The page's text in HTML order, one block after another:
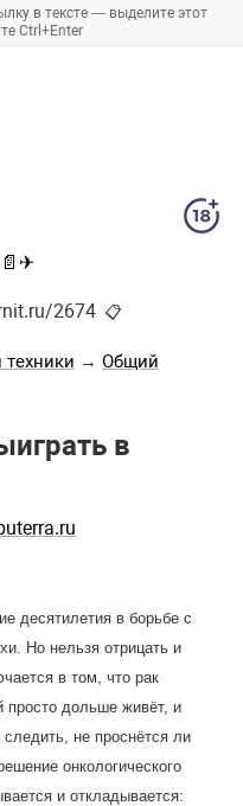
в тексте — выделите этот
Ctrl+Enter
📄 ✈
2674 📋
→ Общий
в
десятилетия в борьбе с
Но нельзя отрицать и
в том, что рак
просто дольше живёт, и
не проснётся ли
онкологического
и откладывается: